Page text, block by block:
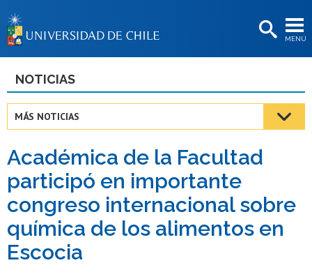
MENÚ
BIBLIOTECAS
Estudiantes
Académicas/os
Funcionarias/os
Egresadas/os
NOTICIAS
MÁS NOTICIAS
Académica de la Facultad
participó en importante
congreso internacional sobre
química de los alimentos en
Escocia